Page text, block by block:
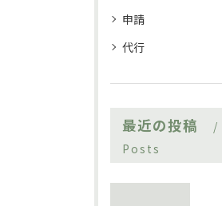
申請
代行
最近の投稿
Posts